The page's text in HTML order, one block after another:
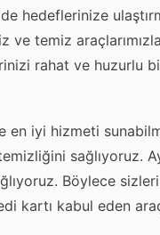
hedeflerinize
ve temiz
rahat ve huzurlu
en iyi hizmeti
temizliğini sağlıyoruz.
Böylece
kartı kabul eden